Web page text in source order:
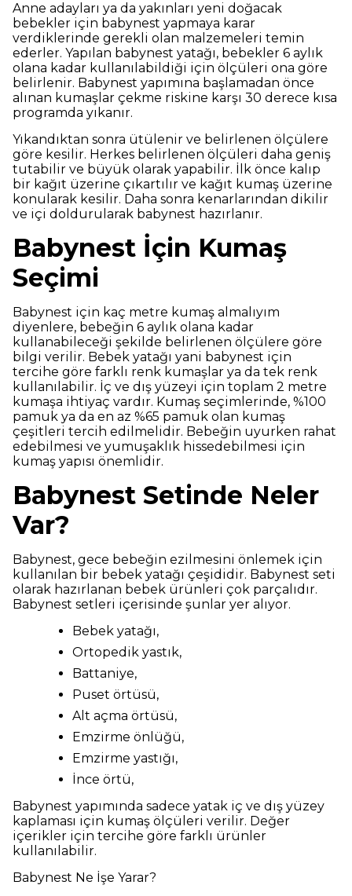
Anne adayları ya da yakınları yeni doğacak
bebekler için babynest yapmaya karar
verdiklerinde gerekli olan malzemeleri temin
ederler. Yapılan babynest yatağı, bebekler 6 aylık
olana kadar kullanılabildiği için ölçüleri ona göre
belirlenir. Babynest yapımına başlamadan önce
alınan kumaşlar çekme riskine karşı 30 derece kısa
programda yıkanır.
Yıkandıktan sonra ütülenir ve belirlenen ölçülere
göre kesilir. Herkes belirlenen ölçüleri daha geniş
tutabilir ve büyük olarak yapabilir. İlk önce kalıp
bir kağıt üzerine çıkartılır ve kağıt kumaş üzerine
konularak kesilir. Daha sonra kenarlarından dikilir
ve içi doldurularak babynest hazırlanır.
Babynest İçin Kumaş
Seçimi
Babynest için kaç metre kumaş almalıyım
diyenlere, bebeğin 6 aylık olana kadar
kullanabileceği şekilde belirlenen ölçülere göre
bilgi verilir. Bebek yatağı yani babynest için
tercihe göre farklı renk kumaşlar ya da tek renk
kullanılabilir. İç ve dış yüzeyi için toplam 2 metre
kumaşa ihtiyaç vardır. Kumaş seçimlerinde, %100
pamuk ya da en az %65 pamuk olan kumaş
çeşitleri tercih edilmelidir. Bebeğin uyurken rahat
edebilmesi ve yumuşaklık hissedebilmesi için
kumaş yapısı önemlidir.
Babynest Setinde Neler
Var?
Babynest, gece bebeğin ezilmesini önlemek için
kullanılan bir bebek yatağı çeşididir. Babynest seti
olarak hazırlanan bebek ürünleri çok parçalıdır.
Babynest setleri içerisinde şunlar yer alıyor.
Bebek yatağı,
Ortopedik yastık,
Battaniye,
Puset örtüsü,
Alt açma örtüsü,
Emzirme önlüğü,
Emzirme yastığı,
İnce örtü,
Babynest yapımında sadece yatak iç ve dış yüzey
kaplaması için kumaş ölçüleri verilir. Değer
içerikler için tercihe göre farklı ürünler
kullanılabilir.
Babynest Ne İşe Yarar?